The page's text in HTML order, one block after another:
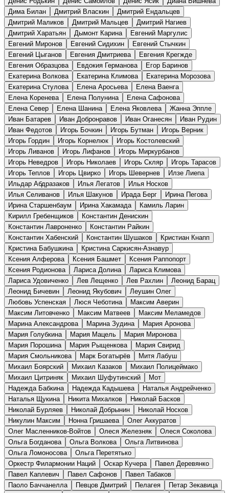
Дима Билан
Дмитрий Власкин
Дмитрий Ендальцев
Дмитрий Маликов
Дмитрий Мальцев
Дмитрий Нагиев
Дмитрий Харатьян
Дымонт Карина
Евгений Маргулис
Евгений Миронов
Евгений Сидихин
Евгений Стычкин
Евгений Цыганов
Евгения Дмитриева
Евгения Крегжде
Евгения Образцова
Евдокия Германова
Егор Баринов
Екатерина Волкова
Екатерина Климова
Екатерина Морозова
Екатерина Стулова
Елена Аросьева
Елена Ваенга
Елена Коренева
Елена Полунина
Елена Сафонова
Елена Север
Елена Шанина Елена Яковлева
Жанна Эппле
Иван Батарев
Иван Добронравов Иван Оганесян
Иван Рудин
Иван Федотов
Игорь Бочкин Игорь Бутман
Игорь Верник
Игорь Гордин
Игорь Корнелюк
Игорь Костолевский
Игорь Ливанов
Игорь Лифанов
Игорь Миркурбанов
Игорь Неведров
Игорь Николаев Игорь Скляр
Игорь Тарасов
Игорь Теплов
Игорь Цвирко Игорь Шевернев
Илзе Лиепа
Ильдар Абдразаков
Илья Легатов
Илья Носков
Илья Селиванов
Илья Шакунов Ирада Берг
Ирина Пегова
Ирина Старшенбаум
Ирина Хакамада
Камиль Ларин
Кирилл Гребенщиков
Константин Денискин
Константин Лавроненко
Константин Райкин
Константин Хабенский
Константин Шушаков
Кристиан Кнапп
Кристина Бабушкина
Кристина Саркисян-Азнавур
Ксения Алферова
Ксения Башмет
Ксения Раппопорт
Ксения Родионова
Лариса Долина
Лариса Климова
Лариса Удовиченко
Лев Лещенко Лев Рахлин
Леонид Барац
Леонид Бичевин
Леонид Якубович
Леушин Олег
Любовь Успенская
Люся Чеботина
Максим Аверин
Максим Литовченко
Максим Матвеев
Максим Меламедов
Марина Александрова
Марина Зудина
Мария Аронова
Мария Голубкина
Мария Мацель
Мария Миронова
Мария Порошина
Мария Рыщенкова
Мария Свирид
Мария Смольникова
Марк Богатырёв
Митя Лабуш
Михаил Боярский
Михаил Казаков
Михаил Полицеймако
Михаил Цитриняк
Михаил Шуфутинский
Мот
Надежда Бабкина
Надежда Кадышева
Наталья Андрейченко
Наталья Щукина
Никита Михалков
Николай Басков
Николай Бурляев
Николай Добрынин
Николай Носков
Никулин Максим
Нонна Гришаева
Олег Аккуратов
Олег Масленников-Войтов
Олеся Железняк
Олеся Соколова
Ольга Богданова
Ольга Волкова
Ольга Литвинова
Ольга Ломоносова
Ольга Перетятько
Оркестр Филармонии Наций
Оскар Кучера
Павел Деревянко
Павел Каплевич
Павел Сафонов
Павел Табаков
Паоло Баччанелла
Певцов Дмитрий Пелагея
Петар Зекавица